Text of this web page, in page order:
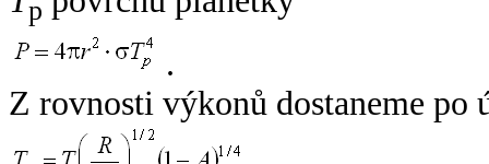
p
.
Z rovnosti výkonů dostaneme po